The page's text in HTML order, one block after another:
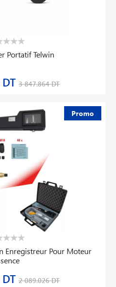
Portatif Telwin
3 847.864 DT
Promo
Enregistreur Pour Moteur
2 089.026 DT